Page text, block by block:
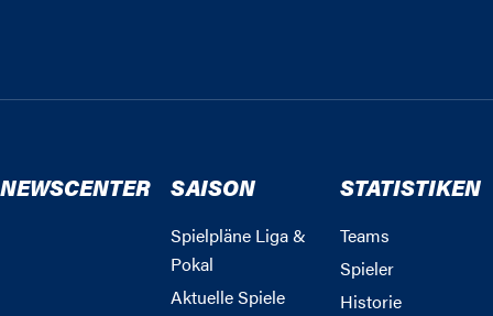
NEWSCENTER SAISON
Spielpläne Liga &
Pokal
Aktuelle Spiele
STATISTIKEN
Teams
Spieler
Historie